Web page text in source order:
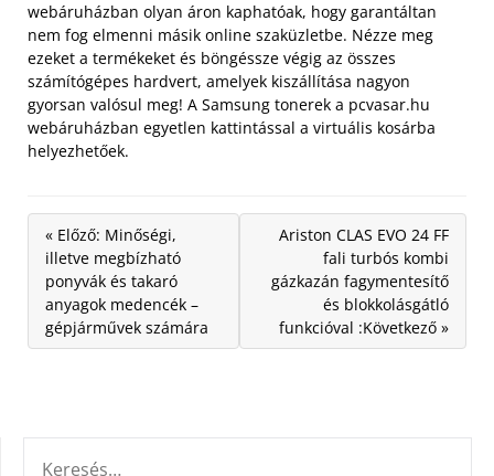
webáruházban olyan áron kaphatóak, hogy garantáltan
nem fog elmenni másik online szaküzletbe. Nézze meg
ezeket a termékeket és böngéssze végig az összes
számítógépes hardvert, amelyek kiszállítása nagyon
gyorsan valósul meg! A Samsung tonerek a pcvasar.hu
webáruházban egyetlen kattintással a virtuális kosárba
helyezhetőek.
« Előző: Minőségi,
illetve megbízható
ponyvák és takaró
anyagok medencék –
gépjárművek számára
Ariston CLAS EVO 24 FF
fali turbós kombi
gázkazán fagymentesítő
és blokkolásgátló
funkcióval :Következő »